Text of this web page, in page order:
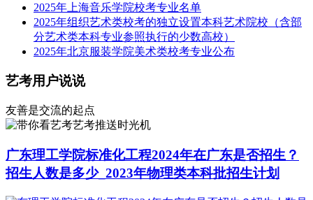
2025年上海音乐学院校考专业名单
2025年组织艺术类校考的独立设置本科艺术院校（含部
分艺术类本科专业参照执行的少数高校）
2025年北京服装学院美术类校考专业公布
艺考用户说说
友善是交流的起点
艺考推送时光机
广东理工学院标准化工程2024年在广东是否招生？
招生人数是多少_2023年物理类本科批招生计划